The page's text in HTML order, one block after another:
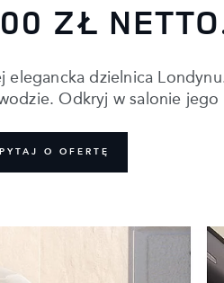
ZŁ
dzielnica
Odkryj w salonie jego
O OFERTĘ